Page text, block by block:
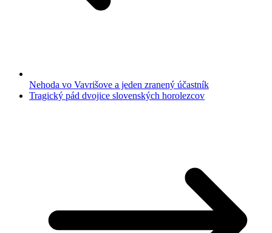
Nehoda vo Vavrišove a jeden zranený účastník
Tragický pád dvojice slovenských horolezcov